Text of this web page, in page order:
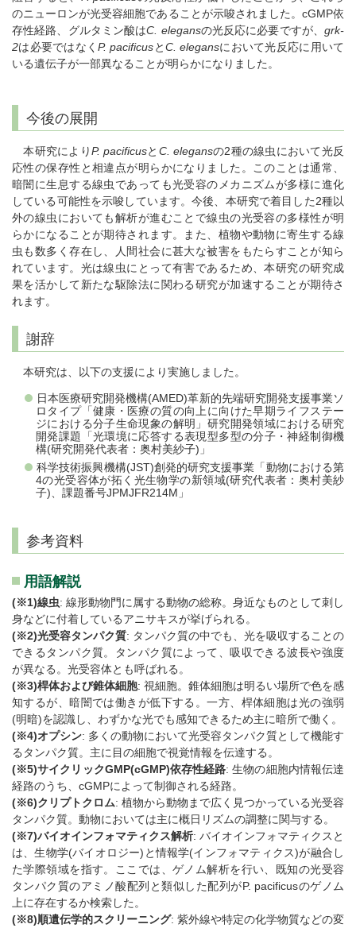
のニューロンが光受容細胞であることが示唆されました。cGMP依
存性経路、グルタミン酸はC. elegansの光反応に必要ですが、grk-
2は必要ではなくP. pacificusとC. elegansにおいて光反応に用いて
いる遺伝子が一部異なることが明らかになりました。
今後の展開
本研究によりP. pacificusと C. elegansの2種の線虫において光反
応性の保存性と相違点が明らかになりました。このことは通常、
暗闇に生息する線虫であっても光受容のメカニズムが多様に進化
している可能性を示唆しています。今後、本研究で着目した2種以
外の線虫においても解析が進むことで線虫の光受容の多様性が明
らかになることが期待されます。また、植物や動物に寄生する線
虫も数多く存在し、人間社会に甚大な被害をもたらすことが知ら
れています。光は線虫にとって有害であるため、本研究の研究成
果を活かして新たな駆除法に関わる研究が加速することが期待さ
れます。
謝辞
本研究は、以下の支援により実施しました。
日本医療研究開発機構(AMED)革新的先端研究開発支援事業ソ
ロタイプ「健康・医療の質の向上に向けた早期ライフステー
ジにおける分子生命現象の解明」研究開発領域における研究
開発課題「光環境に応答する表現型多型の分子・神経制御機
構(研究開発代表者：奥村美紗子)」
科学技術振興機構(JST)創発的研究支援事業「動物における第
4の光受容体が拓く光生物学の新領域(研究代表者：奥村美紗
子)、課題番号JPMJFR214M」
参考資料
用語解説
(※1)線虫: 線形動物門に属する動物の総称。身近なものとして刺し
身などに付着しているアニサキスが挙げられる。
(※2)光受容タンパク質: タンパク質の中でも、光を吸収することの
できるタンパク質。タンパク質によって、吸収できる波長や強度
が異なる。光受容体とも呼ばれる。
(※3)桿体および錐体細胞: 視細胞。錐体細胞は明るい場所で色を感
知するが、暗闇では働きが低下する。一方、桿体細胞は光の強弱
(明暗)を認識し、わずかな光でも感知できるため主に暗所で働く。
(※4)オプシン: 多くの動物において光受容タンパク質として機能す
るタンパク質。主に目の細胞で視覚情報を伝達する。
(※5)サイクリックGMP(cGMP)依存性経路: 生物の細胞内情報伝達
経路のうち、cGMPによって制御される経路。
(※6)クリプトクロム: 植物から動物まで広く見つかっている光受容
タンパク質。動物においては主に概日リズムの調整に関与する。
(※7)バイオインフォマティクス解析: バイオインフォマティクスと
は、生物学(バイオロジー)と情報学(インフォマティクス)が融合し
た学際領域を指す。ここでは、ゲノム解析を行い、既知の光受容
タンパク質のアミノ酸配列と類似した配列がP. pacificusのゲノム
上に存在するか検索した。
(※8)順遺伝学的スクリーニング: 紫外線や特定の化学物質などの変